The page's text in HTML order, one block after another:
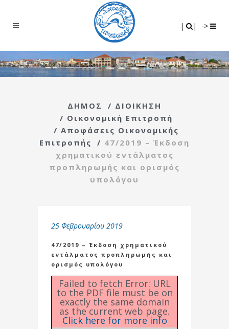
| | ->
ΔΗΜΟΣ / ΔΙΟΙΚΗΣΗ
/ Οικονομική Επιτροπή
/ Αποφάσεις Οικονομικής
Επιτροπής
/ 47/2019 – Έκδοση
χρηματικού εντάλματος
προπληρωμής και ορισμός
υπολόγου
25 Φεβρουαρίου 2019
47/2019 – Έκδοση χρηματικού
εντάλματος προπληρωμής και
ορισμός υπολόγου
Failed to fetch Error: URL
to the PDF file must be on
exactly the same domain
as the current web page.
Click here for more info